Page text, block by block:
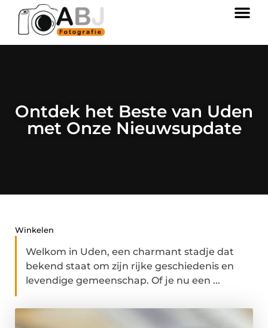
Ontdek het Beste van Uden
met Onze Nieuwsupdate
Winkelen
Welkom in Uden, een charmant stadje dat
bekend staat om zijn rijke geschiedenis en
levendige gemeenschap. Of je nu een ...